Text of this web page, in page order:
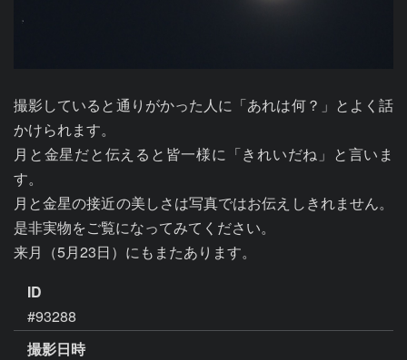
撮影していると通りがかった人に「あれは何？」とよく話
かけられます。
月と金星だと伝えると皆一様に「きれいだね」と言いま
す。
月と金星の接近の美しさは写真ではお伝えしきれません。
是非実物をご覧になってみてください。
来月（5月23日）にもまたあります。
ID
#93288
撮影日時